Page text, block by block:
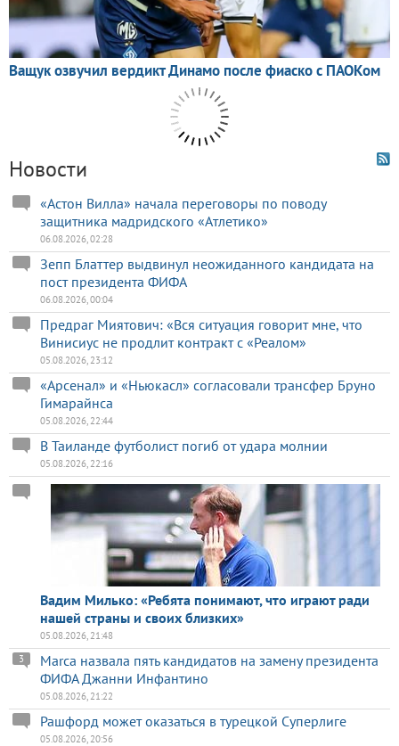
Новости
«Астон Вилла» начала переговоры по поводу
защитника мадридского «Атлетико»
06.08.2026, 02:28
Зепп Блаттер выдвинул неожиданного кандидата на
пост президента ФИФА
06.08.2026, 00:04
Предраг Миятович: «Вся ситуация говорит мне, что
Винисиус не продлит контракт с «Реалом»
05.08.2026, 23:12
«Арсенал» и «Ньюкасл» согласовали трансфер Бруно
Гимарайнса
05.08.2026, 22:44
В Таиланде футболист погиб от удара молнии
05.08.2026, 22:16
Вадим Милько: «Ребята понимают, что играют ради
нашей страны и своих близких»
05.08.2026, 21:48
Marca назвала пять кандидатов на замену президента
ФИФА Джанни Инфантино
3
05.08.2026, 21:22
Рашфорд может оказаться в турецкой Суперлиге
05.08.2026, 20:56